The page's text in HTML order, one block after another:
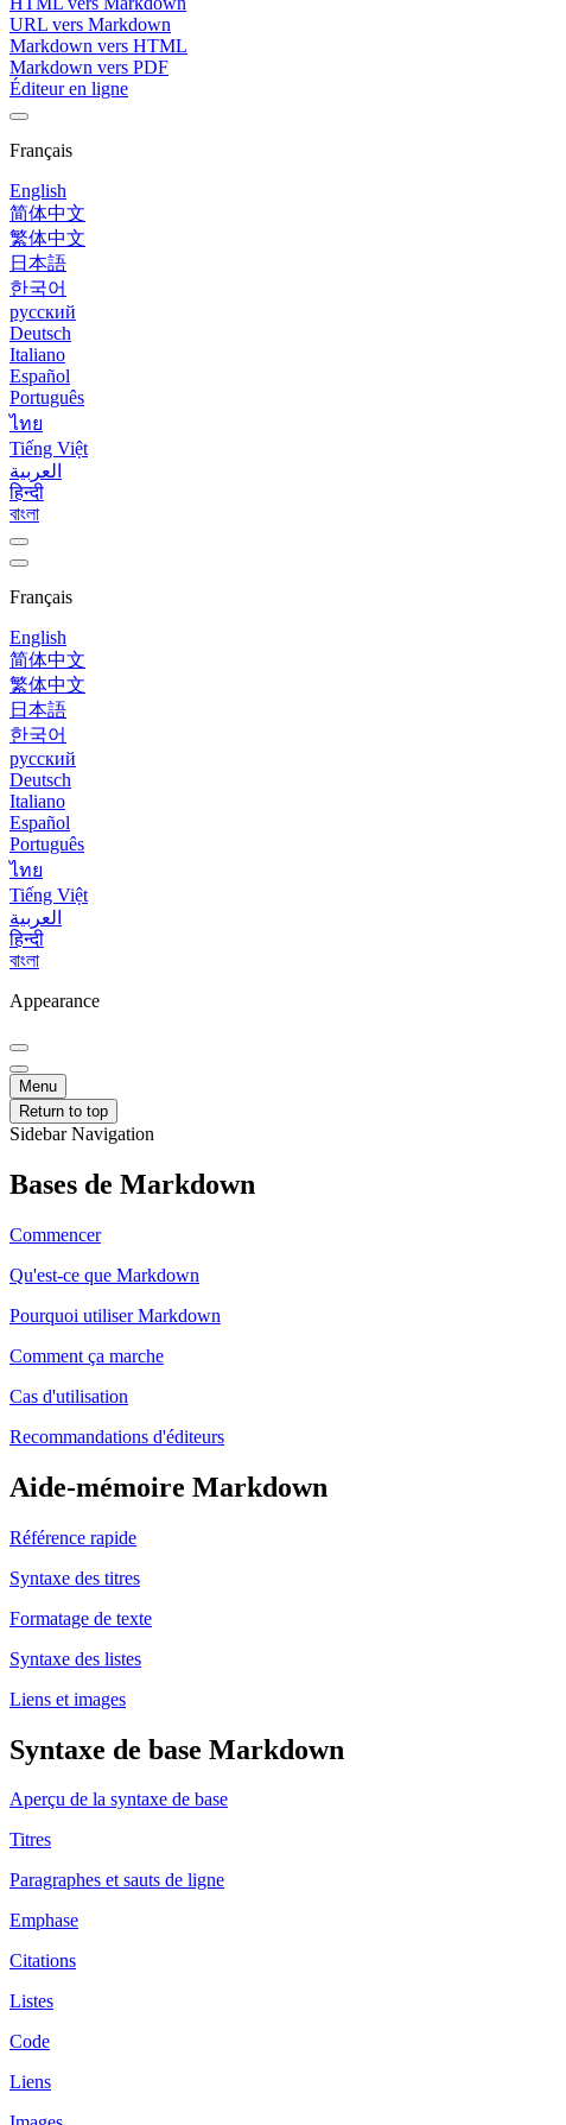
URL vers Markdown
Markdown vers HTML
Markdown vers PDF
Éditeur en ligne
Français
English
简体中文
繁体中文
日本語
한국어
русский
Deutsch
Italiano
Español
Português
ไทย
Tiếng Việt
العربية
हिन्दी
বাংলা
Français
English
简体中文
繁体中文
日本語
한국어
русский
Deutsch
Italiano
Español
Português
ไทย
Tiếng Việt
العربية
हिन्दी
বাংলা
Appearance
Menu
Return to top
Sidebar Navigation
Bases de Markdown
Commencer
Qu'est-ce que Markdown
Pourquoi utiliser Markdown
Comment ça marche
Cas d'utilisation
Recommandations d'éditeurs
Aide-mémoire Markdown
Référence rapide
Syntaxe des titres
Formatage de texte
Syntaxe des listes
Liens et images
Syntaxe de base Markdown
Aperçu de la syntaxe de base
Titres
Paragraphes et sauts de ligne
Emphase
Citations
Listes
Code
Liens